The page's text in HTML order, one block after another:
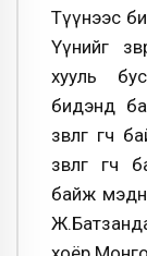
Түүнээс
Үүнийг
хууль
бидэнд
зөвлөгөө
зөвлөгөө
байж